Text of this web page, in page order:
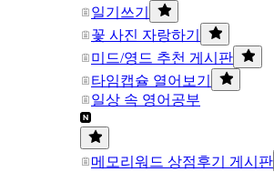
일기쓰기
꽃 사진 자랑하기
미드/영드 추천 게시판
타임캡슐 열어보기
일상 속 영어공부
메모리워드 상점후기 게시판